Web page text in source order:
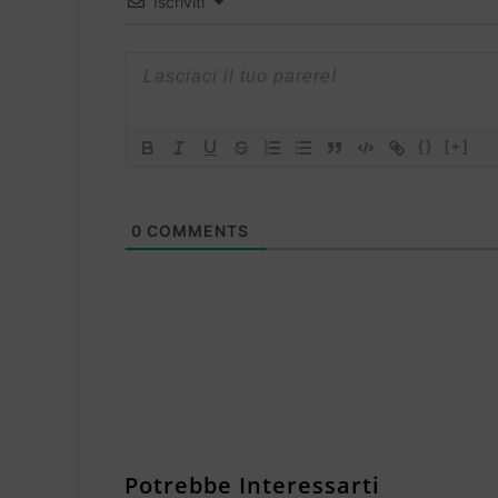
{} [+]
0 COMMENTS
Potrebbe Interessarti